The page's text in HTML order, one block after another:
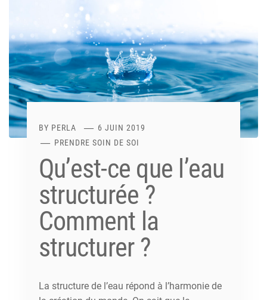
BY PERLA
6 JUIN 2019
PRENDRE SOIN DE SOI
Qu’est-ce que l’eau
structurée ?
Comment la
structurer ?
La structure de l’eau répond à l’harmonie de